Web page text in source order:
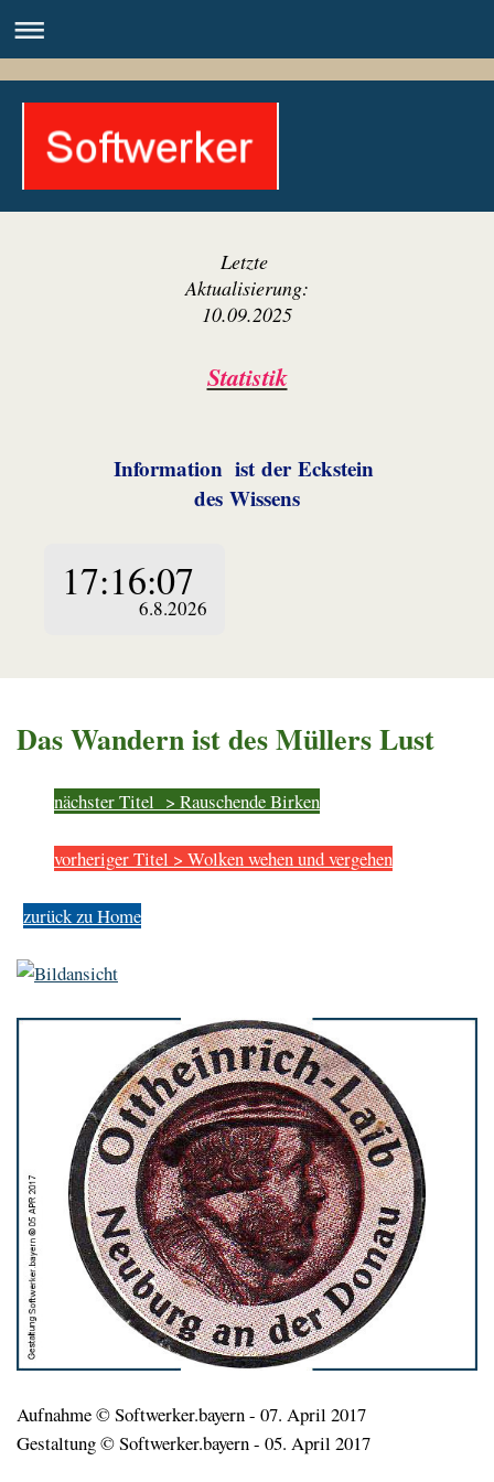
Letzte
Aktualisierung:
10.09.2025
Statistik
Information ist der Eckstein
des Wissens
Das Wandern ist des Müllers Lust
nächster Titel > Rauschende Birken
vorheriger Titel > Wolken wehen und vergehen
zurück zu Home
Aufnahme © Softwerker.bayern - 07. April 2017
Gestaltung © Softwerker.bayern - 05. April 2017